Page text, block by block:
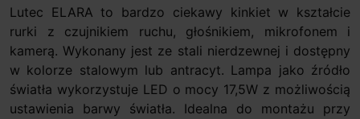
Lutec ELARA to bardzo ciekawy kinkiet w kształcie
rurki z czujnikiem ruchu, głośnikiem, mikrofonem i
kamerą. Wykonany jest ze stali nierdzewnej i dostępny
w kolorze stalowym lub antracyt. Lampa jako źródło
światła wykorzystuje LED o mocy 17,5W z możliwością
ustawienia barwy światła. Idealna do montażu przy